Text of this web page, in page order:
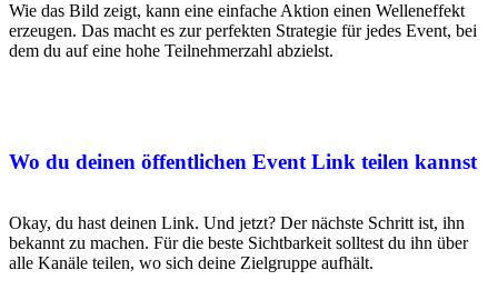
Wie das Bild zeigt, kann eine einfache Aktion einen Welleneffekt
erzeugen. Das macht es zur perfekten Strategie für jedes Event, bei
dem du auf eine hohe Teilnehmerzahl abzielst.
Wo du deinen öffentlichen Event Link teilen kannst
Okay, du hast deinen Link. Und jetzt? Der nächste Schritt ist, ihn
bekannt zu machen. Für die beste Sichtbarkeit solltest du ihn über
alle Kanäle teilen, wo sich deine Zielgruppe aufhält.